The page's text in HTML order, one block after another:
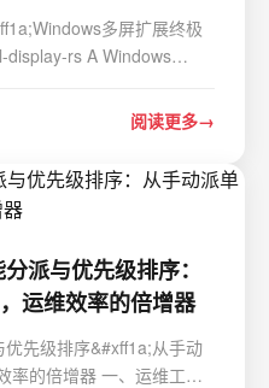
多屏扩展终极
display-rs A Windows
VR, obs, streaming
阅读更多
派与优先级排序：
运维效率的倍增器
先级排序&#xff1a;从手动
率的倍增器 一、运维工单